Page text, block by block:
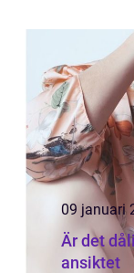
09 januari
Är det
ansiktet